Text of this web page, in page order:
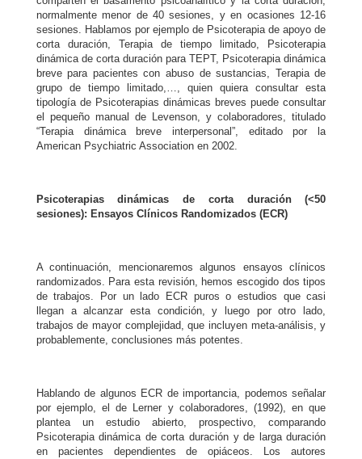
normalmente menor de 40 sesiones, y en ocasiones 12-16
sesiones. Hablamos por ejemplo de Psicoterapia de apoyo de
corta duración, Terapia de tiempo limitado, Psicoterapia
dinámica de corta duración para TEPT, Psicoterapia dinámica
breve para pacientes con abuso de sustancias, Terapia de
grupo de tiempo limitado,…, quien quiera consultar esta
tipología de Psicoterapias dinámicas breves puede consultar
el pequeño manual de Levenson, y colaboradores, titulado
“Terapia dinámica breve interpersonal”, editado por la
American Psychiatric Association en 2002.
Psicoterapias dinámicas de corta duración (<50
sesiones): Ensayos Clínicos Randomizados (ECR)
A continuación, mencionaremos algunos ensayos clínicos
randomizados. Para esta revisión, hemos escogido dos tipos
de trabajos. Por un lado ECR puros o estudios que casi
llegan a alcanzar esta condición, y luego por otro lado,
trabajos de mayor complejidad, que incluyen meta-análisis, y
probablemente, conclusiones más potentes.
Hablando de algunos ECR de importancia, podemos señalar
por ejemplo, el de Lerner y colaboradores, (1992), en que
plantea un estudio abierto, prospectivo, comparando
Psicoterapia dinámica de corta duración y de larga duración
en pacientes dependientes de opiáceos. Los autores